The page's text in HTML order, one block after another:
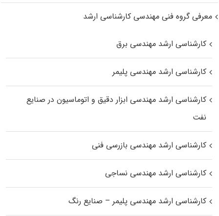
معرفی گروه فنی مهندسی کارشناسی ارشد
کارشناسی ارشد مهندسی برق
کارشناسی ارشد مهندسی پلیمر
کارشناسی ارشد مهندسی ابزار دقیق و اتوماسیون در صنایع
نفت
کارشناسی ارشد مهندسی بازرسی فنی
کارشناسی ارشد مهندسی نساجی
کارشناسی ارشد مهندسی پلیمر – صنایع رنگ